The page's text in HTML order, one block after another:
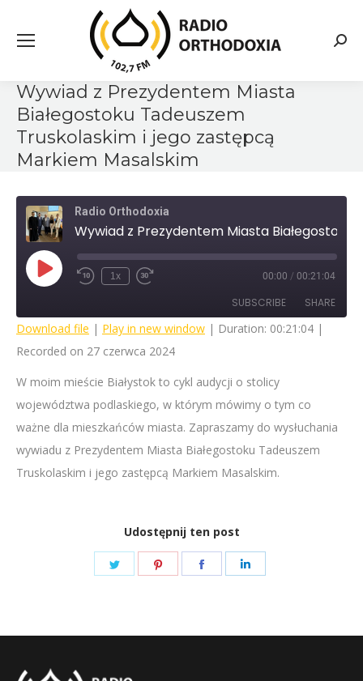
Wywiad z Prezydentem Miasta
Białegostoku Tadeuszem
Truskolaskim i jego zastępcą
Markiem Masalskim
Radio Orthodoxia
Play
EpisodeRewind
1x
Fast
seconds
00:00 / 00:21:04
SUBSCRIBE SHARE
SHARE
LINK
EMBED
Download file | Play in new window | Duration: 00:21:04 |
Recorded on 27 czerwca 2024
W moim mieście Białystok to cykl audycji o stolicy
województwa podlaskiego, w którym mówimy o tym co
ważne dla mieszkańców miasta. Zapraszamy do wysłuchania
wywiadu z Prezydentem Miasta Białegostoku Tadeuszem
Truskolaskim i jego zastępcą Markiem Masalskim.
Udostępnij ten post
Share
Share
Share